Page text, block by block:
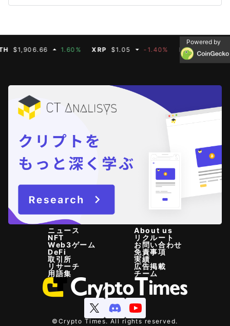
1.60% XRP $1.05 -1.40% BNB $592.50
Powered by
ニュース
NFT
Web3ゲーム
DeFi
取引所
リサーチ
用語集
About us
リクルート
お問い合わせ
免責事項
実績
広告掲載
チーム
©Crypto Times. All rights reserved.